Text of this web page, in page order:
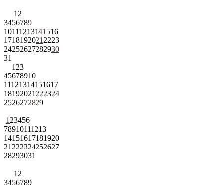
1 2
3456789
10111213141516
1718192021 2223
24252627282930
31
1 23
45678910
11121314151617
18192021 222324
2526272829
1 23456
78910111213
14151617181920
21 222324252627
28293031
1 2
3456789